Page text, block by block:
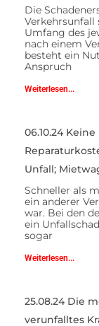
Die
Umfang des
nach einem
besteht ein
Anspruch
Weiterlesen...
06.10.24
Unfall;
Schneller als
ein anderer
war. Bei den
ein
sogar
Weiterlesen...
25.08.24 Die
verunfalltes